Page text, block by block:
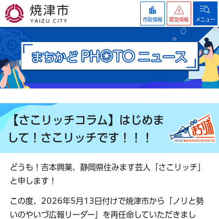
焼津市
市政情報 緊急情報 メニュー
【さこリッチコラム】はじめま
して！さこリッチです！！！
どうも！吉本興業、静岡県住みます芸人「さこリッチ」
と申します！
この度、2026年5月13日付けで焼津市から「ノリと勢
いのやいづ広報リーダー」を再任命していただきまし